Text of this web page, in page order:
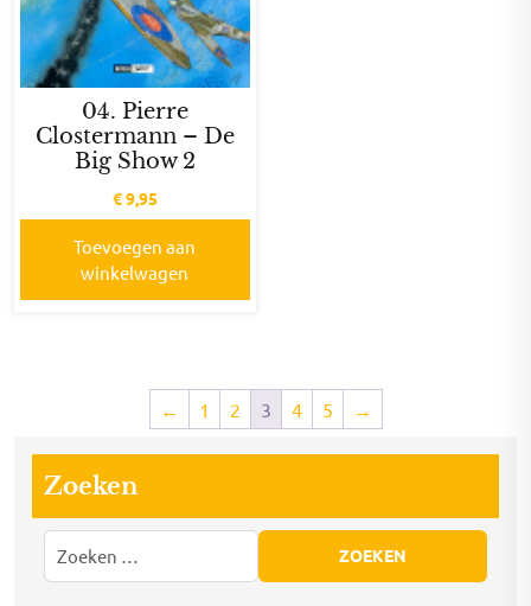
04. Pierre
Clostermann – De
Big Show 2
€9,95
Toevoegen aan
winkelwagen
← 1 2 3 4 5 →
Zoeken